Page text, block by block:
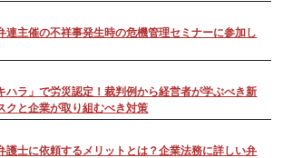
連主催の不祥事発生時の危機管理セミナーに参加し
ハラ」で労災認定！裁判例から経営者が学ぶべき新
クと企業が取り組むべき対策
護士に依頼するメリットとは？企業法務に詳しい弁